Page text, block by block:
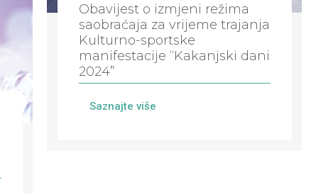
Obavijest o izmjeni režima
saobraćaja za vrijeme trajanja
Kulturno-sportske
manifestacije “Kakanjski dani
2024”
Saznajte više